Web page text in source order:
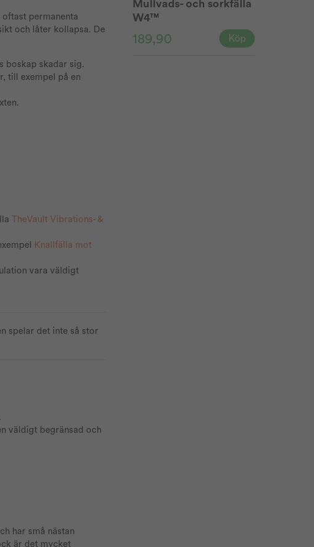
Mullvads- och sorkfälla
W4™
189,90 Köp
permanenta
och låter kollapsa. De
boskap skadar sig.
till exempel på en
heVault Vibrations- &
Knallfälla mot
vara väldigt
spelar det inte så stor
väldigt begränsad och
har små nästan
är det mycket